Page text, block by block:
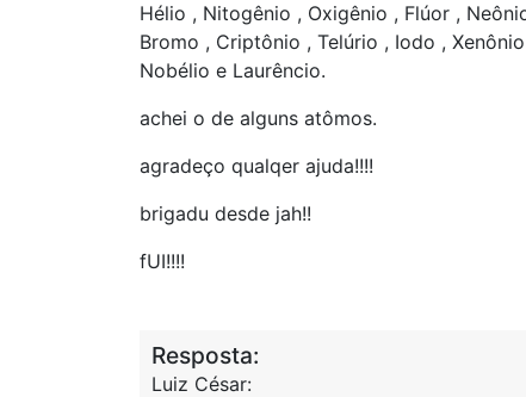
Hélio , Nitogênio , Oxigênio , Flúor ,
Bromo , Criptônio , Telúrio , Iodo ,
Nobélio e Laurêncio.
achei o de alguns atômos.
agradeço qualqer ajuda!!!!
brigadu desde jah!!
fUI!!!!
Resposta:
Luiz César: